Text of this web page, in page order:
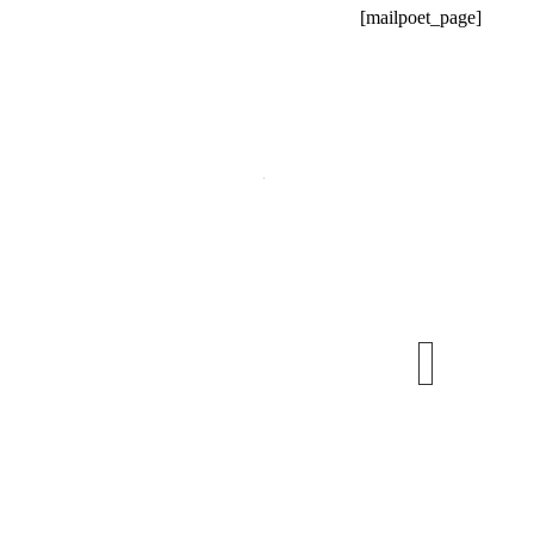
[mailpoet_page]